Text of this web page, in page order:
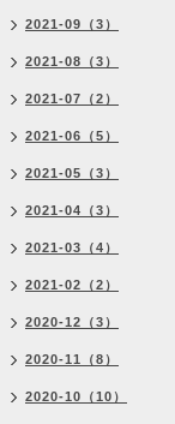
2021-09（3）
2021-08（3）
2021-07（2）
2021-06（5）
2021-05（3）
2021-04（3）
2021-03（4）
2021-02（2）
2020-12（3）
2020-11（8）
2020-10（10）